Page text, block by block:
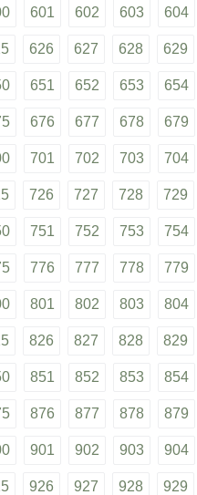
601 602 603 604
626 627 628 629
651 652 653 654
676 677 678 679
701 702 703 704
726 727 728 729
751 752 753 754
776 777 778 779
801 802 803 804
826 827 828 829
851 852 853 854
876 877 878 879
901 902 903 904
926 927 928 929